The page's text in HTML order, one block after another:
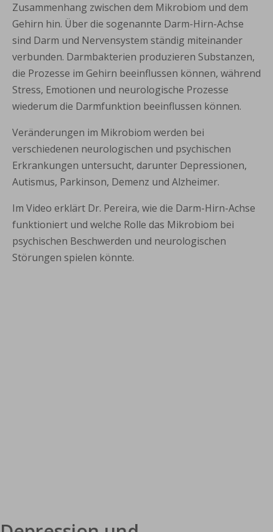
Zusammenhang zwischen dem Mikrobiom und dem
Gehirn hin. Über die sogenannte Darm-Hirn-Achse
sind Darm und Nervensystem ständig miteinander
verbunden. Darmbakterien produzieren Substanzen,
die Prozesse im Gehirn beeinflussen können, während
Stress, Emotionen und neurologische Prozesse
wiederum die Darmfunktion beeinflussen können.
Veränderungen im Mikrobiom werden bei
verschiedenen neurologischen und psychischen
Erkrankungen untersucht, darunter Depressionen,
Autismus, Parkinson, Demenz und Alzheimer.
Im Video erklärt Dr. Pereira, wie die Darm-Hirn-Achse
funktioniert und welche Rolle das Mikrobiom bei
psychischen Beschwerden und neurologischen
Störungen spielen könnte.